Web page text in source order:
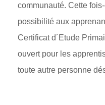
communauté. Cette
possibilité aux
Certificat d´Etude
ouvert pour les
toute autre personne